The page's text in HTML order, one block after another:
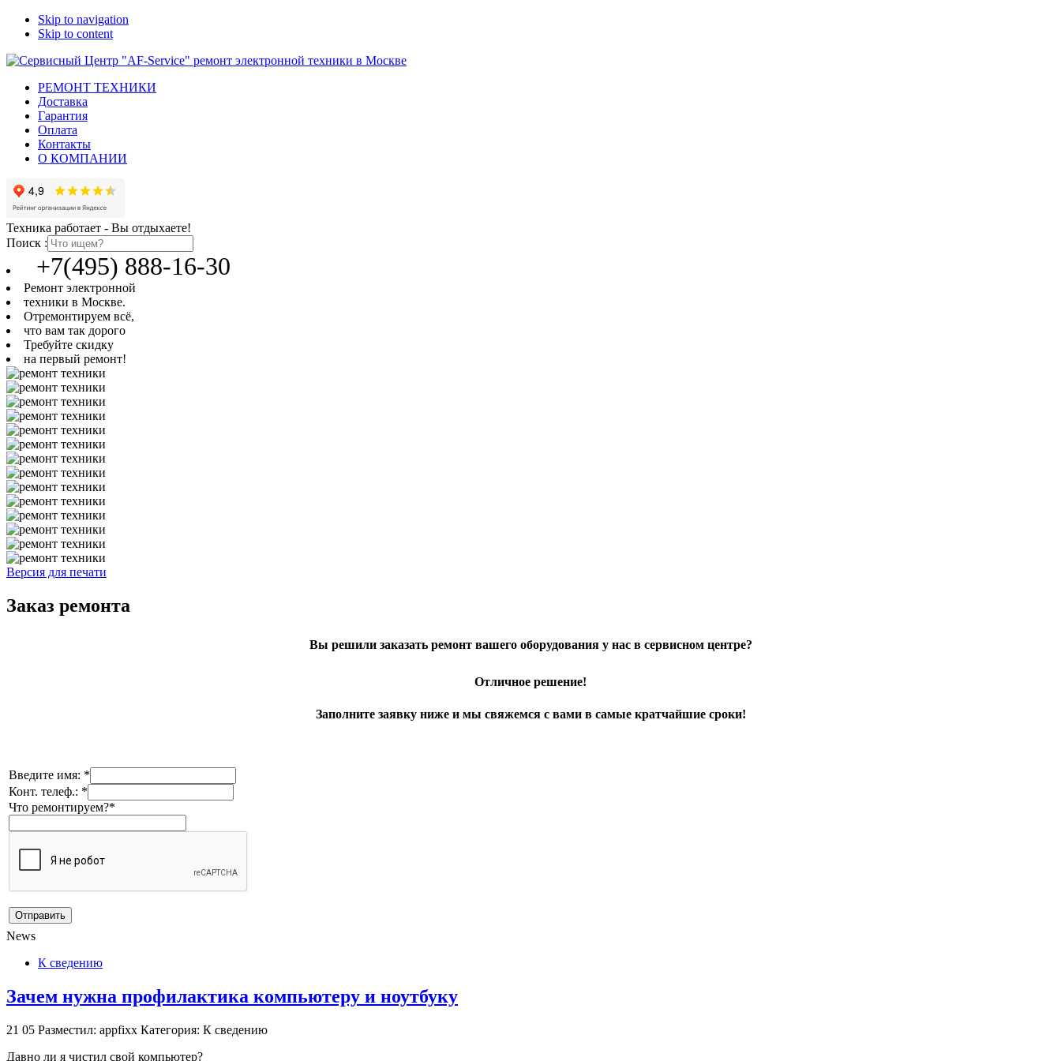
Skip to navigation
Skip to content
РЕМОНТ ТЕХНИКИ
Доставка
Гарантия
Оплата
Контакты
О КОМПАНИИ
Техника работает - Вы отдыхаете!
Поиск :
+7(495) 888-16-30
Ремонт электронной
техники в Москве.
Отремонтируем всё,
что вам так дорого
Требуйте скидку
на первый ремонт!
Версия для печати
Заказ ремонта
Вы решили заказать ремонт вашего оборудования у нас в сервисном центре?
Отличное решение!
Заполните заявку ниже и мы свяжемся с вами в самые кратчайшие сроки!
Введите имя: *
Конт. телеф.: *
Что ремонтируем?*
News
К сведению
Зачем нужна профилактика компьютеру и ноутбуку
21 05 Разместил: appfixx Категория: К сведению
Давно ли я чистил свой компьютер?